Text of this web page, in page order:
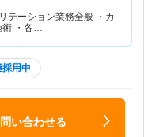
テーション業務全般 ・カ
術 ・各…
採用中
い合わせる